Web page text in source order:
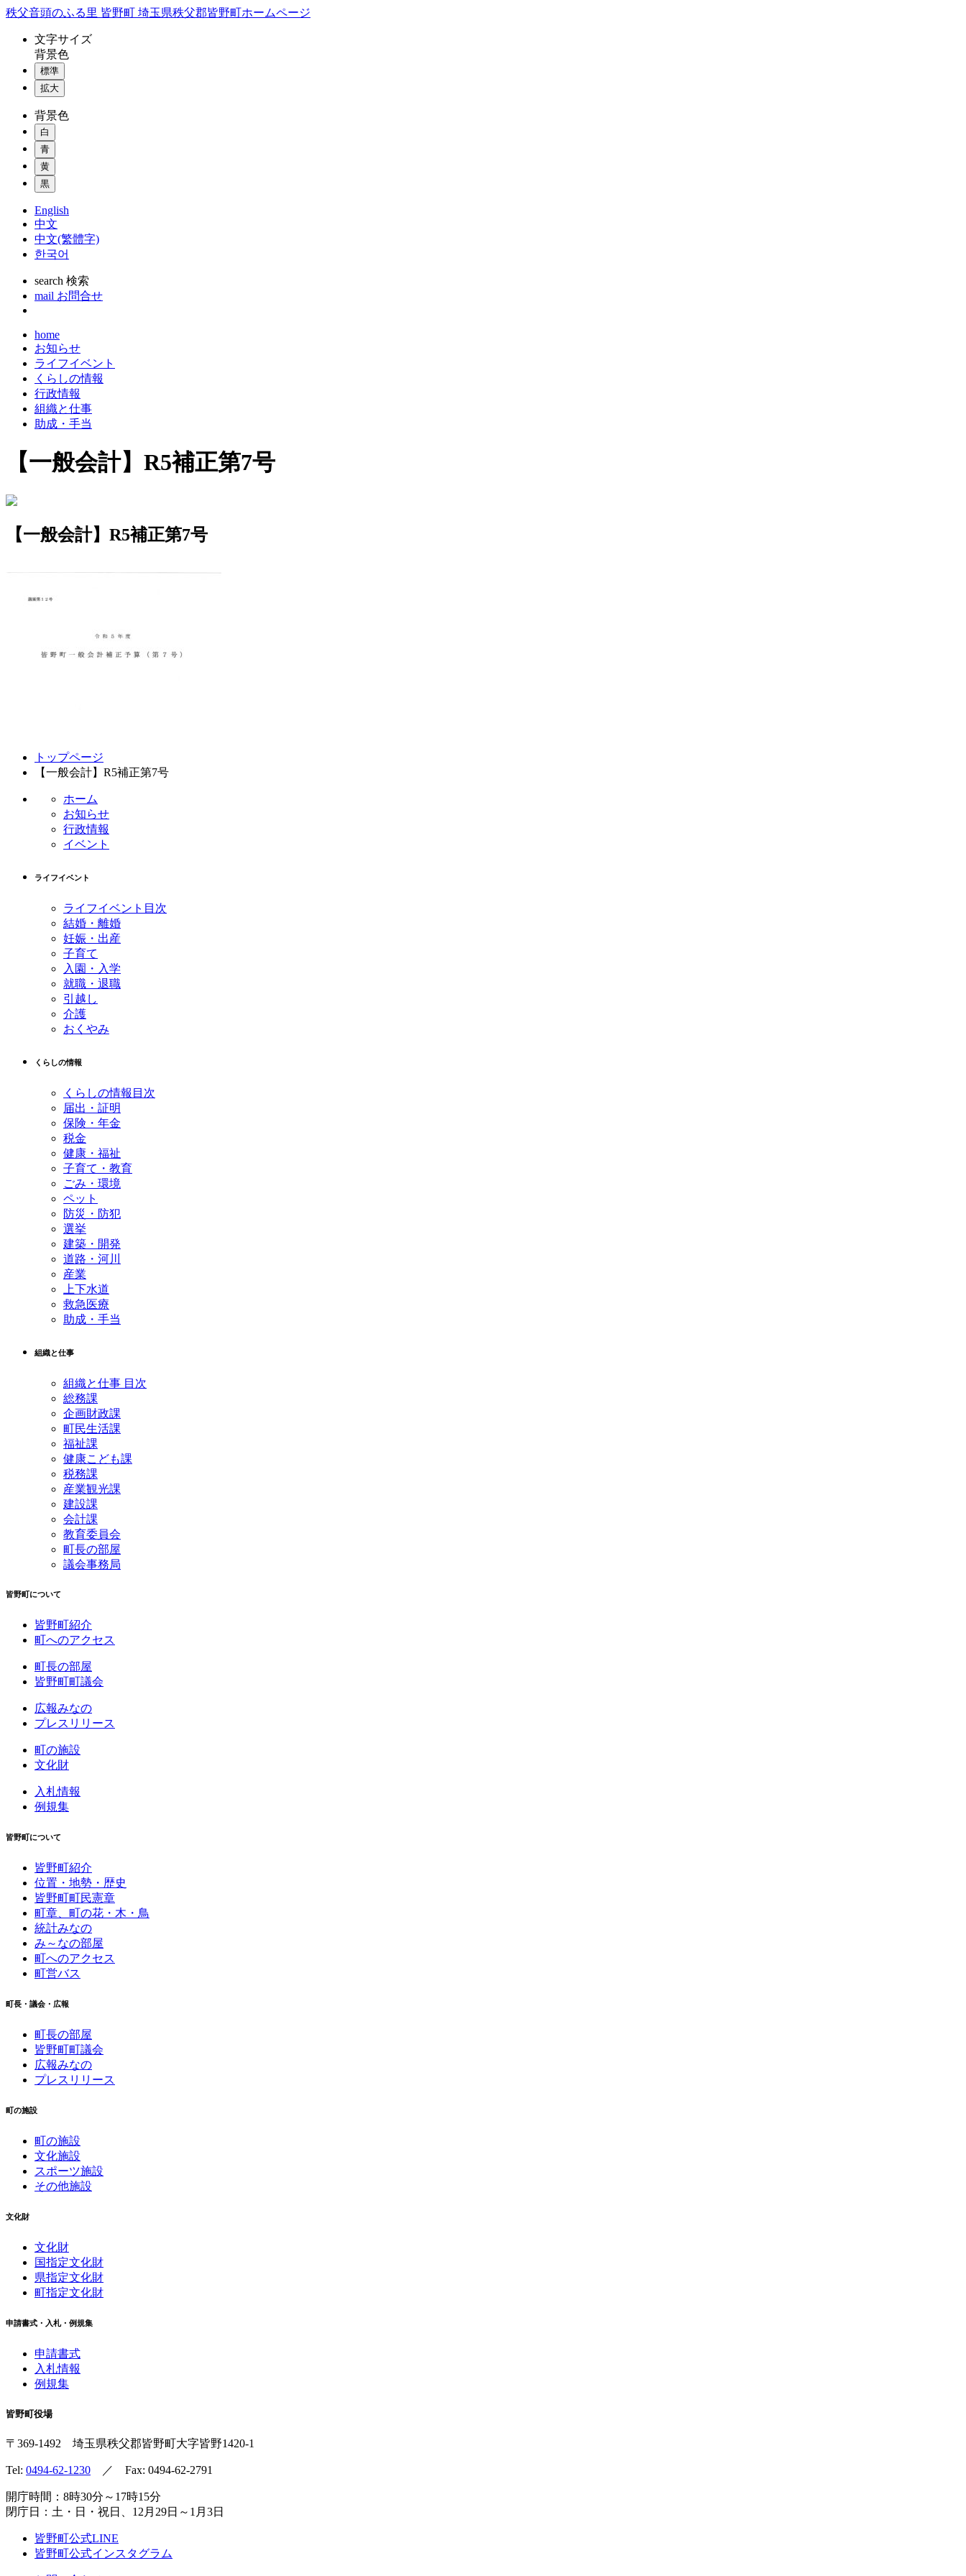
コ
秩父音頭のふる里 皆野町 埼玉県秩父郡皆野町ホームページ
文字サイズ
背景色
標準
拡大
背景色
白
青
黄
黒
English
中文
中文(繁體字)
한국어
search 検索
mail お問合せ
home
お知らせ
ライフイベント
くらしの情報
行政情報
組織と仕事
助成・手当
【一般会計】R5補正第7号
【一般会計】R5補正第7号
トップページ
【一般会計】R5補正第7号
ホーム
お知らせ
行政情報
イベント
ライフイベント
ライフイベント目次
結婚・離婚
妊娠・出産
子育て
入園・入学
就職・退職
引越し
介護
おくやみ
くらしの情報
くらしの情報目次
届出・証明
保険・年金
税金
健康・福祉
子育て・教育
ごみ・環境
ペット
防災・防犯
選挙
建築・開発
道路・河川
産業
上下水道
救急医療
助成・手当
組織と仕事
組織と仕事 目次
総務課
企画財政課
町民生活課
福祉課
健康こども課
税務課
産業観光課
建設課
会計課
教育委員会
町長の部屋
議会事務局
皆野町について
皆野町紹介
町へのアクセス
町長の部屋
皆野町町議会
広報みなの
プレスリリース
町の施設
文化財
入札情報
例規集
皆野町について
皆野町紹介
位置・地勢・歴史
皆野町町民憲章
町章、町の花・木・鳥
統計みなの
み～なの部屋
町へのアクセス
町営バス
町長・議会・広報
町長の部屋
皆野町町議会
広報みなの
プレスリリース
町の施設
町の施設
文化施設
スポーツ施設
その他施設
文化財
文化財
国指定文化財
県指定文化財
町指定文化財
申請書式・入札・例規集
申請書式
入札情報
例規集
皆野町役場
〒369-1492 埼玉県秩父郡皆野町 大字皆野1420-1
Tel: 0494-62-1230 ／ Fax: 0494-62-2791
開庁時間：8時30分～17時15分
閉庁日：土・日・祝日、12月29日～1月3日
皆野町公式LINE
皆野町公式インスタグラム